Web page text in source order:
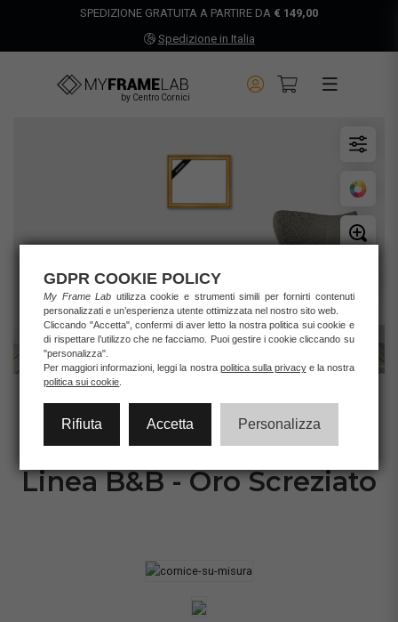
SPEDIZIONE GRATUITA A PARTIRE DA € 149,00
Spedizione in Italia
by Centro Cornici
CONFIGURA CORNICE
Linea B&B - Oro Screziato
GDPR COOKIE POLICY
My Frame Lab utilizza cookie e strumenti simili per fornirti contenuti
personalizzati e un’esperienza utente ottimizzata nel nostro sito web.
Cliccando "Accetta", confermi di aver letto la nostra politica sui cookie e
di rispettare l’utilizzo che ne facciamo. Puoi gestire i cookie cliccando su
"personalizza".
Per maggiori informazioni, leggi la nostra politica sulla privacye la nostra
politica sui cookie
Rifiuta Accetta Personalizza